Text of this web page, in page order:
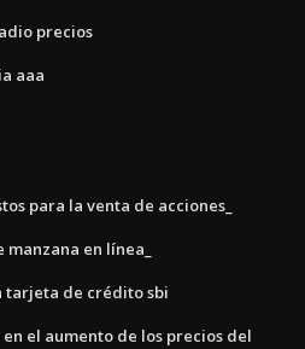
precios
aaa
para la venta de acciones_
en línea_
tarjeta de crédito sbi
el aumento de los precios del